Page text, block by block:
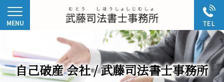
自己破産 会社 / 武藤司法書士事務所